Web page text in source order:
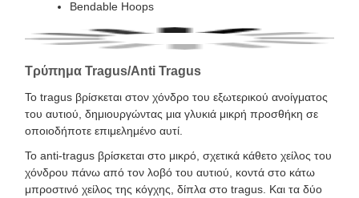
Bendable Hoops
Τρύπημα Tragus/Anti Tragus
Το tragus βρίσκεται στον χόνδρο του εξωτερικού ανοίγματος
του αυτιού, δημιουργώντας μια γλυκιά μικρή προσθήκη σε
οποιοδήποτε επιμελημένο αυτί.
Το anti-tragus βρίσκεται στο μικρό, σχετικά κάθετο χείλος του
χόνδρου πάνω από τον λοβό του αυτιού, κοντά στο κάτω
μπροστινό χείλος της κόγχης, δίπλα στο tragus. Και τα δύο